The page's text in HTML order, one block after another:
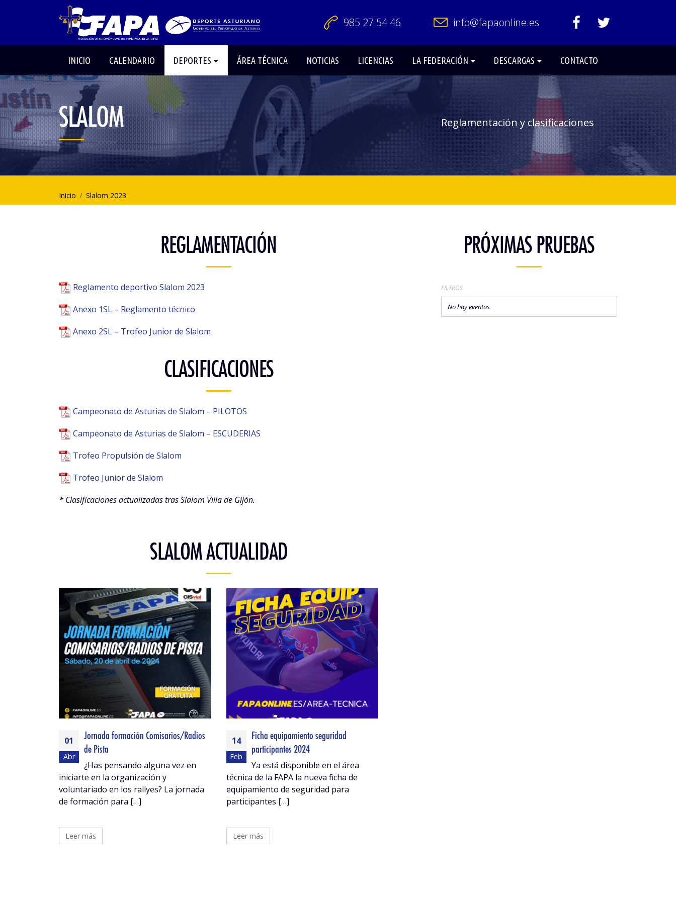
985 27 54 46 info@fapaonline.es
INICIO CALENDARIO DEPORTES ÁREA TÉCNICA NOTICIAS LICENCIAS LA FEDERACIÓN DESCARGAS CONTACTO
SLALOM Reglamentación y clasificaciones
Inicio Slalom 2023
REGLAMENTACIÓN
Reglamento deportivo Slalom 2023
Anexo 1SL – Reglamento técnico
Anexo 2SL – Trofeo Junior de Slalom
CLASIFICACIONES
Campeonato de Asturias de Slalom – PILOTOS
Campeonato de Asturias de Slalom – ESCUDERIAS
Trofeo Propulsión de Slalom
Trofeo Junior de Slalom
* Clasificaciones actualizadas tras Slalom Villa de Gijón.
SLALOM ACTUALIDAD
01
Abr
Jornada formación Comisarios/Radios
de Pista
¿Has pensando alguna vez en
iniciarte en la organización y
voluntariado en los rallyes? La jornada
de formación para […]
Leer más
14
Feb
Ficha equipamiento seguridad
participantes 2024
Ya está disponible en el área
técnica de la FAPA la nueva ficha de
equipamiento de seguridad para
participantes […]
Leer más
PRÓXIMAS PRUEBAS
FILTROS
No hay eventos